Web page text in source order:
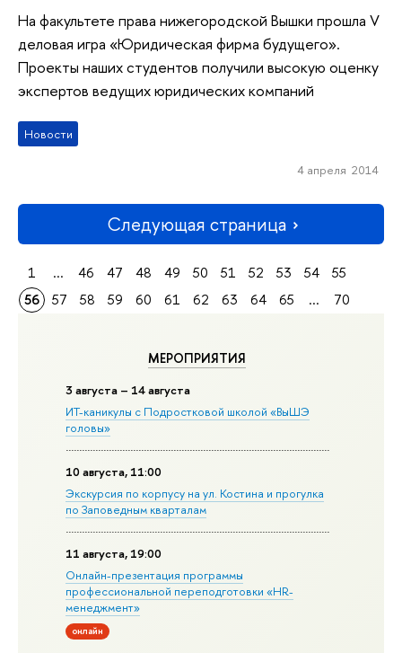
МЕРОПРИЯТИЯ
3 августа – 14 августа
ИТ-каникулы с Подростковой школой «ВыШЭ
головы»
10 августа, 11:00
Экскурсия по корпусу на ул. Костина и прогулка
по Заповедным кварталам
11 августа, 19:00
Онлайн-презентация программы
профессиональной переподготовки «HR-
менеджмент»
онлайн
На факультете права нижегородской Вышки прошла V
деловая игра «Юридическая фирма будущего».
Проекты наших студентов получили высокую оценку
экспертов ведущих юридических компаний
Новости
4 апреля 2014
Следующая страница
1 ... 46 47 48 49 50 51 52 53 54
55
56
57 58 59 60 61 62 63 64 65 ... 70